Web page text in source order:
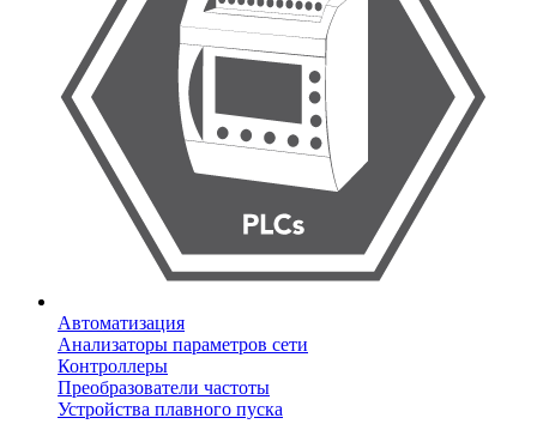
Автоматизация
Анализаторы параметров сети
Контроллеры
Преобразователи частоты
Устройства плавного пуска